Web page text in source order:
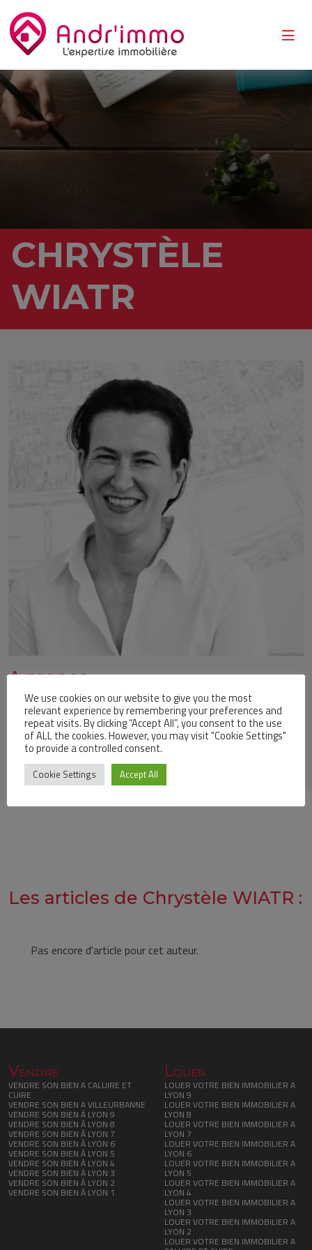
CHRYSTÈLE
WIATR
A propos
Profile
Les articles de Chrystèle WIATR :
Pas encore d'article pour cet auteur.
Vendre
VENDRE SON BIEN A CALUIRE ET
CUIRE
VENDRE SON BIEN A VILLEURBANNE
VENDRE SON BIEN À LYON 9
VENDRE SON BIEN À LYON 8
VENDRE SON BIEN À LYON 7
VENDRE SON BIEN À LYON 6
VENDRE SON BIEN À LYON 5
VENDRE SON BIEN À LYON 4
VENDRE SON BIEN À LYON 3
VENDRE SON BIEN À LYON 2
VENDRE SON BIEN À LYON 1
Louer
LOUER VOTRE BIEN IMMOBILIER A
LYON 9
LOUER VOTRE BIEN IMMOBILIER A
LYON 8
LOUER VOTRE BIEN IMMOBILIER A
LYON 7
LOUER VOTRE BIEN IMMOBILIER A
LYON 6
LOUER VOTRE BIEN IMMOBILIER A
LYON 5
LOUER VOTRE BIEN IMMOBILIER A
LYON 4
LOUER VOTRE BIEN IMMOBILIER A
LYON 3
LOUER VOTRE BIEN IMMOBILIER A
LYON 2
LOUER VOTRE BIEN IMMOBILIER A
We use cookies on our website to give you the most
relevant experience by remembering your preferences and
repeat visits. By clicking “Accept All”, you consent to the use
of ALL the cookies. However, you may visit "Cookie Settings"
to provide a controlled consent.
Cookie Settings Accept All